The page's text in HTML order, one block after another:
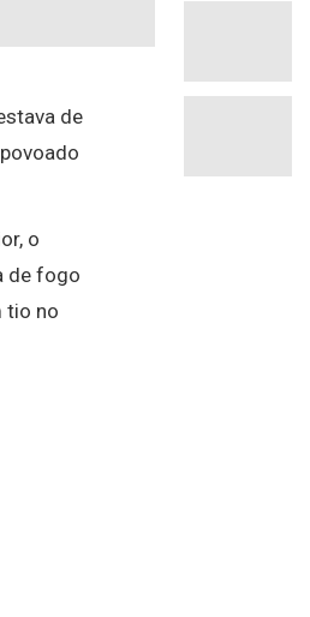
de
o
de fogo
tio no